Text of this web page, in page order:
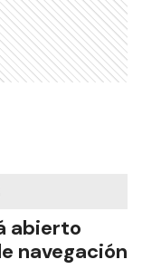
abierto
navegación